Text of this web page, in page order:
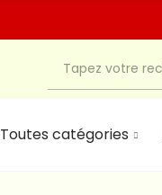
Toutes catégories